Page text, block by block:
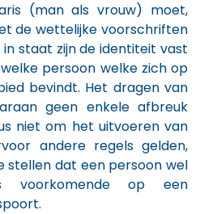
(man als vrouw) moet,
de wettelijke voorschriften
staat zijn de identiteit vast
persoon welke zich op
bevindt. Het dragen van
geen enkele afbreuk
niet om het uitvoeren van
andere regels gelden,
stellen dat een persoon wel
voorkomende op een